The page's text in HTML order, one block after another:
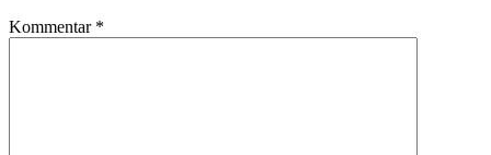
Kommentar *